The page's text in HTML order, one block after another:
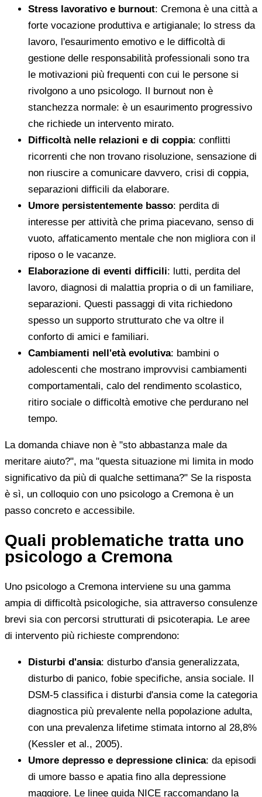
Stress lavorativo e burnout: Cremona è una città a
forte vocazione produttiva e artigianale; lo stress da
lavoro, l'esaurimento emotivo e le difficoltà di
gestione delle responsabilità professionali sono tra
le motivazioni più frequenti con cui le persone si
rivolgono a uno psicologo. Il burnout non è
stanchezza normale: è un esaurimento progressivo
che richiede un intervento mirato.
Difficoltà nelle relazioni e di coppia: conflitti
ricorrenti che non trovano risoluzione, sensazione di
non riuscire a comunicare davvero, crisi di coppia,
separazioni difficili da elaborare.
Umore persistentemente basso: perdita di
interesse per attività che prima piacevano, senso di
vuoto, affaticamento mentale che non migliora con il
riposo o le vacanze.
Elaborazione di eventi difficili: lutti, perdita del
lavoro, diagnosi di malattia propria o di un familiare,
separazioni. Questi passaggi di vita richiedono
spesso un supporto strutturato che va oltre il
conforto di amici e familiari.
Cambiamenti nell'età evolutiva: bambini o
adolescenti che mostrano improvvisi cambiamenti
comportamentali, calo del rendimento scolastico,
ritiro sociale o difficoltà emotive che perdurano nel
tempo.
La domanda chiave non è "sto abbastanza male da
meritare aiuto?", ma "questa situazione mi limita in modo
significativo da più di qualche settimana?" Se la risposta
è sì, un colloquio con uno psicologo a Cremona è un
passo concreto e accessibile.
Quali problematiche tratta uno
psicologo a Cremona
Uno psicologo a Cremona interviene su una gamma
ampia di difficoltà psicologiche, sia attraverso consulenze
brevi sia con percorsi strutturati di psicoterapia. Le aree
di intervento più richieste comprendono:
Disturbi d'ansia: disturbo d'ansia generalizzata,
disturbo di panico, fobie specifiche, ansia sociale. Il
DSM-5 classifica i disturbi d'ansia come la categoria
diagnostica più prevalente nella popolazione adulta,
con una prevalenza lifetime stimata intorno al 28,8%
(Kessler et al., 2005).
Umore depresso e depressione clinica: da episodi
di umore basso e apatia fino alla depressione
maggiore. Le linee guida NICE raccomandano la